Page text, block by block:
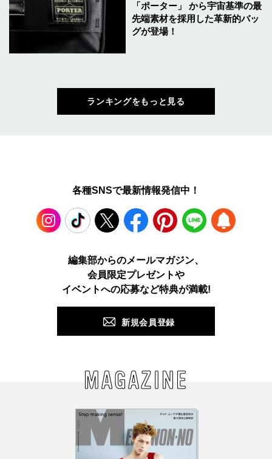
「ポーター」 から宇宙基準の最
先端素材を採用した革新的バッ
グが登場！
ランキングをもっと見る
各種SNSで最新情報発信中！
TikTok Facebook Pinterest LINE
編集部からのメールマガジン、
会員限定プレゼントや
イベントへの応募など特典が満載!
新規会員登録
MAGAZINE